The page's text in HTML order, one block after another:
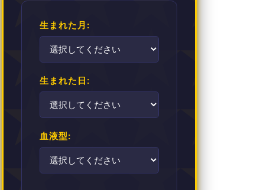
生まれた月:
生まれた日:
血液型: